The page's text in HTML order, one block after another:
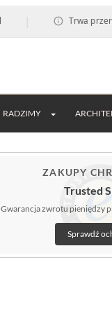
Trwa przerwa
RADZIMY
ZAKUPY
Trusted
Gwarancja zwrotu pieniędzy
Sprawdź